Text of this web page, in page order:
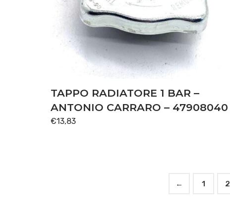
TAPPO RADIATORE 1 BAR –
ANTONIO CARRARO – 47908040
€13,83
← 1 2